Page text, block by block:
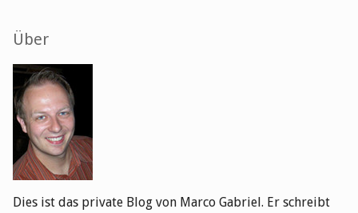
Seitenleiste
Über
Dies ist das private Blog von Marco Gabriel. Er schreibt